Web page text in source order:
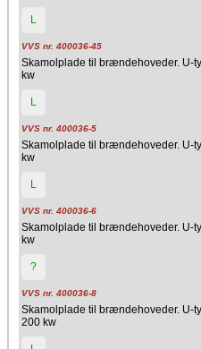
L
VVS nr. 400036-45
Skamolplade til brændehoveder. U-
kw
L
VVS nr. 400036-5
Skamolplade til brændehoveder. U-
kw
L
VVS nr. 400036-6
Skamolplade til brændehoveder. U-
kw
?
VVS nr. 400036-8
Skamolplade til brændehoveder. U-
200 kw